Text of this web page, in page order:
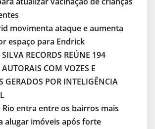
movimenta ataque e aumenta
espaço para Endrick
RECORDS REÚNE 194
COM VOZES E
GERADOS POR INTELIGÊNCIA
Rio entra entre os bairros mais
alugar imóveis após forte